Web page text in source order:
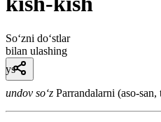
So‘zni do‘stlar
bilan ulashing
ys
undov so‘z Parrandalarni (aso-